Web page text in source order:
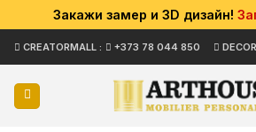
Закажи замер и 3D дизайн!
CREATORMALL : +373 78 044 850